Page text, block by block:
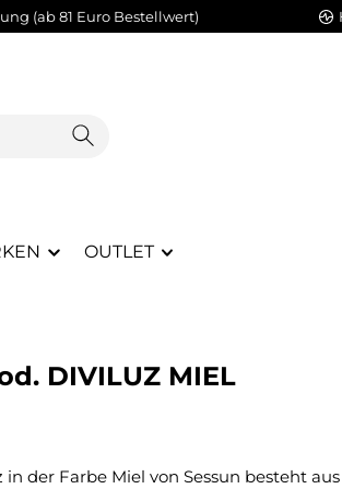
(ab 81 Euro Bestellwert)
OUTLET
DIVILUZ MIEL
in der Farbe Miel von Sessun besteht